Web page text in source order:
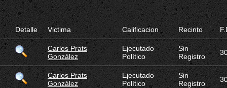
Detalle Victima Calificacion Recinto
Carlos Prats
González
Ejecutado
Político
Sin
Registro
Carlos Prats
González
Ejecutado
Político
Sin
Registro